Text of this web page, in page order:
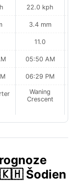
22.0 kph
3.4 mm
11.0
05:50 AM
06:29 PM
Waning
Crescent
🇰🇭 Šodien